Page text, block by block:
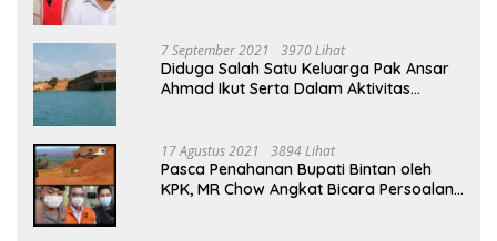
7 September 2021 3970 Lihat
Diduga Salah Satu Keluarga Pak Ansar
Ahmad Ikut Serta Dalam Aktivitas
17 Agustus 2021 3894 Lihat
Pasca Penahanan Bupati Bintan oleh
KPK, MR Chow Angkat Bicara Persoalan